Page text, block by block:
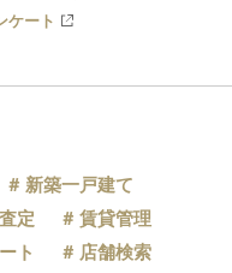
ケート
新築一戸建て
定
賃貸管理
ト
店舗検索